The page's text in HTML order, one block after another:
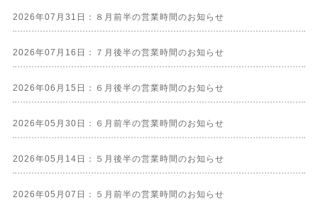
2026年07月31日：８月前半の営業時間のお知らせ
2026年07月16日：７月後半の営業時間のお知らせ
2026年06月15日：６月後半の営業時間のお知らせ
2026年05月30日：６月前半の営業時間のお知らせ
2026年05月14日：５月後半の営業時間のお知らせ
2026年05月07日：５月前半の営業時間のお知らせ